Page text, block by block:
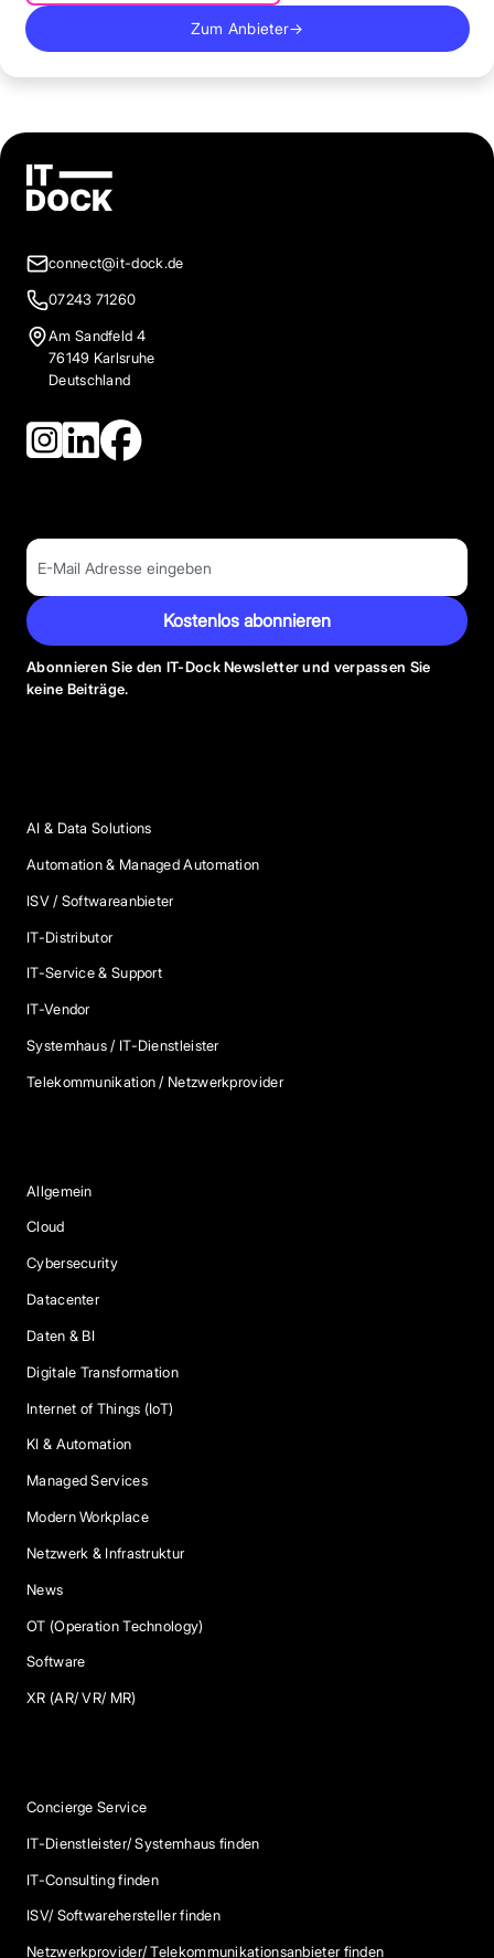
Zum Anbieter→
connect@it-dock.de
07243 71260
Am Sandfeld 4
76149 Karlsruhe
Deutschland
Kostenlos abonnieren
Abonnieren Sie den IT-Dock Newsletter und verpassen Sie
keine Beiträge.
AI & Data Solutions
Automation & Managed Automation
ISV / Softwareanbieter
IT-Distributor
IT-Service & Support
IT-Vendor
Systemhaus / IT-Dienstleister
Telekommunikation / Netzwerkprovider
Allgemein
Cloud
Cybersecurity
Datacenter
Daten & BI
Digitale Transformation
Internet of Things (IoT)
KI & Automation
Managed Services
Modern Workplace
Netzwerk & Infrastruktur
News
OT (Operation Technology)
Software
XR (AR/ VR/ MR)
Concierge Service
IT-Dienstleister/ Systemhaus finden
IT-Consulting finden
ISV/ Softwarehersteller finden
Netzwerkprovider/ Telekommunikationsanbieter finden